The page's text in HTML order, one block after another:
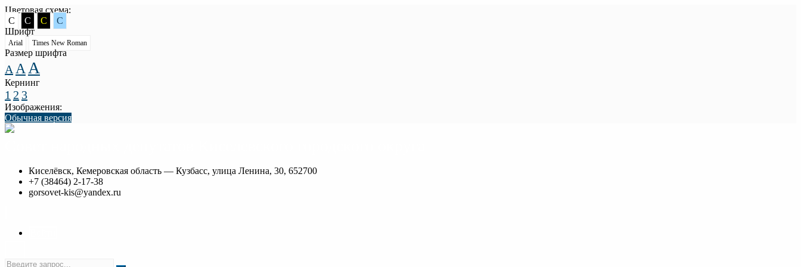
Цветовая схема:
C
C C
C
Шрифт
Arial Times New Roman
Размер шрифта
A A A
Кернинг
1 2 3
Изображения:
Обычная версия
Киселёвск, Кемеровская область — Кузбасс, улица Ленина, 30, 652700
+7 (38464) 2-17-38
gorsovet-kis@yandex.ru